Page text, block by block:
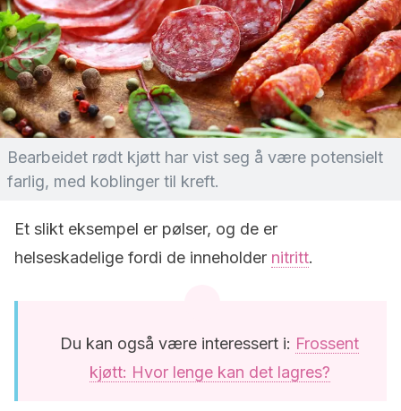
Bearbeidet rødt kjøtt har vist seg å være potensielt
farlig, med koblinger til kreft.
Et slikt eksempel er pølser, og de er
helseskadelige fordi de inneholder nitritt.
Du kan også være interessert i: Frossent
kjøtt: Hvor lenge kan det lagres?